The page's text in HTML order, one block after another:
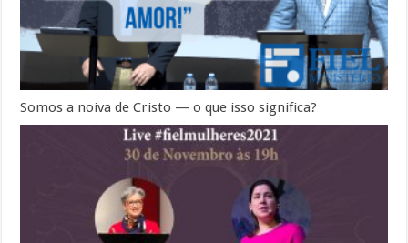
Somos a noiva de Cristo — o que isso significa?